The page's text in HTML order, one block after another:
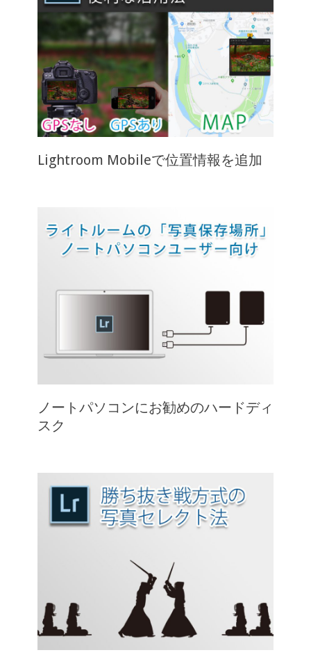
Lightroom Mobileで位置情報を追加
ノートパソコンにお勧めのハードディ
スク